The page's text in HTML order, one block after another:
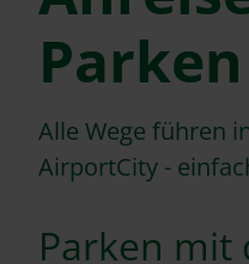
Parken
Alle Wege führen
AirportCity -
Parken mit